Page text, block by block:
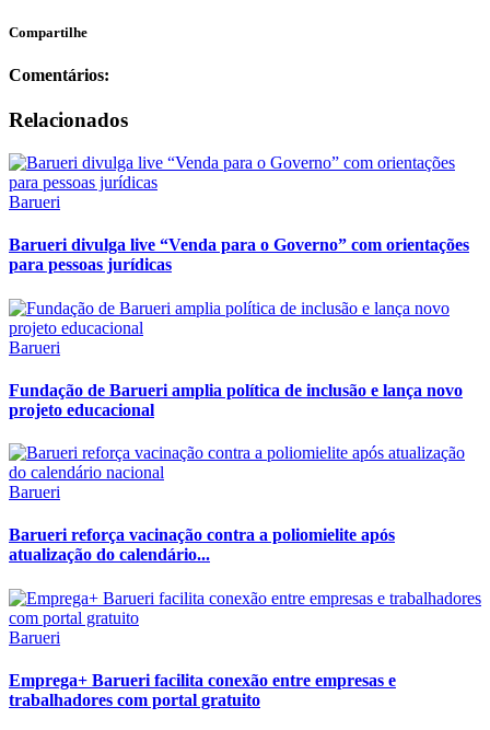
Compartilhe
Comentários:
Relacionados
Barueri
Barueri divulga live “Venda para o Governo” com orientações
para pessoas jurídicas
Barueri
Fundação de Barueri amplia política de inclusão e lança novo
projeto educacional
Barueri
Barueri reforça vacinação contra a poliomielite após
atualização do calendário...
Barueri
Emprega+ Barueri facilita conexão entre empresas e
trabalhadores com portal gratuito